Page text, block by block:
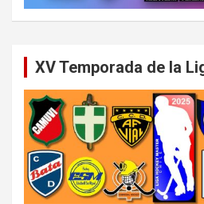
XV Temporada de la